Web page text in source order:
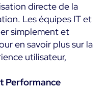
directe de la
Les équipes IT et
simplement et
en savoir plus sur la
utilisateur,
Performance